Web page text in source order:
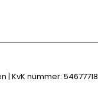
KvK nummer: 54677718